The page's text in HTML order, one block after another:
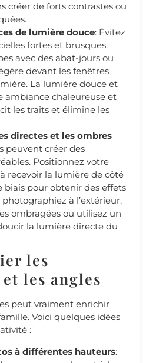
créer de forts contrastes ou
de lumière douce: Évitez
fortes et brusques.
avec des abat-jours ou
devant les fenêtres
La lumière douce et
ambiance chaleureuse et
les traits et élimine les
directes et les ombres
peuvent créer des
Positionnez votre
recevoir la lumière de côté
biais pour obtenir des effets
photographiez à l’extérieur,
ombragées ou utilisez un
la lumière directe du
les
les angles
peut vraiment enrichir
Voici quelques idées
:
à différentes hauteurs: